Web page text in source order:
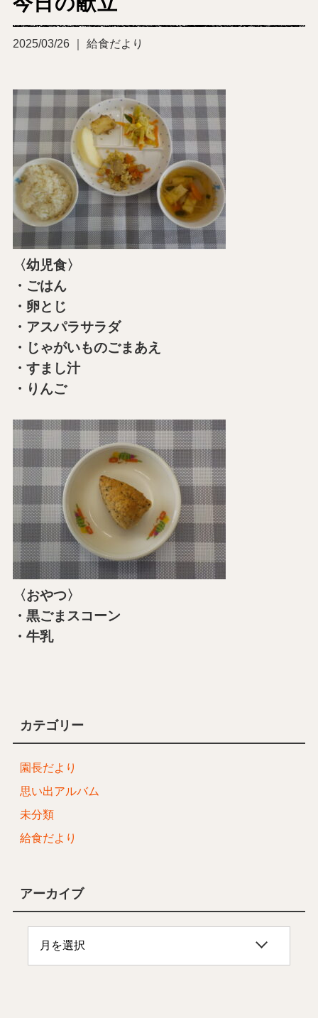
2025/03/26 ｜ 給食だより
〈幼児食〉
・ごはん
・卵とじ
・アスパラサラダ
・じゃがいものごまあえ
・すまし汁
・りんご
〈おやつ〉
・黒ごまスコーン
・牛乳
カテゴリー
園長だより
思い出アルバム
未分類
給食だより
アーカイブ